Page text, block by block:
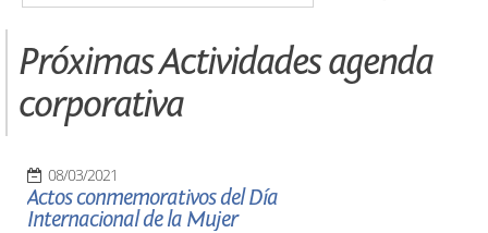
Próximas Actividades agenda
corporativa
08/03/2021
Actos conmemorativos del Día
Internacional de la Mujer